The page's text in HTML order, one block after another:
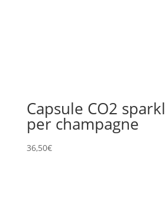
Capsule CO2
per champagne
36,50€